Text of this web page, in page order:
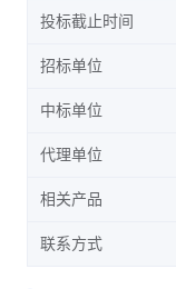
投标截止时间
招标单位
中标单位
代理单位
相关产品
联系方式